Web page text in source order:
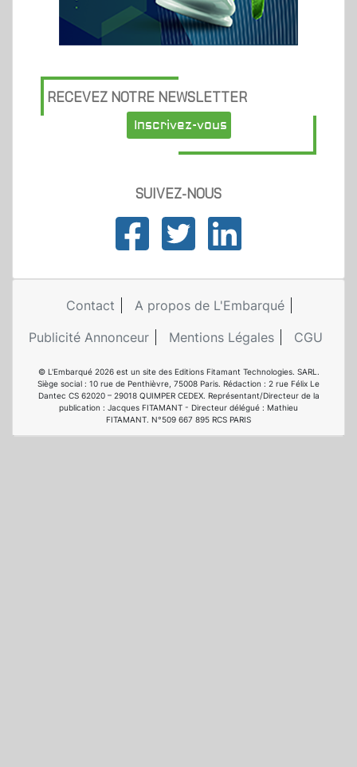
RECEVEZ NOTRE NEWSLETTER
Inscrivez-vous
SUIVEZ-NOUS
Contact
A propos de L'Embarqué
Publicité Annonceur
Mentions Légales CGU
© L'Embarqué 2026 est un site des Editions Fitamant Technologies. SARL.
Siège social : 10 rue de Penthièvre, 75008 Paris. Rédaction : 2 rue Félix Le
Dantec CS 62020 – 29018 QUIMPER CEDEX. Représentant/Directeur de la
publication : Jacques FITAMANT - Directeur délégué : Mathieu
FITAMANT. N°509 667 895 RCS PARIS